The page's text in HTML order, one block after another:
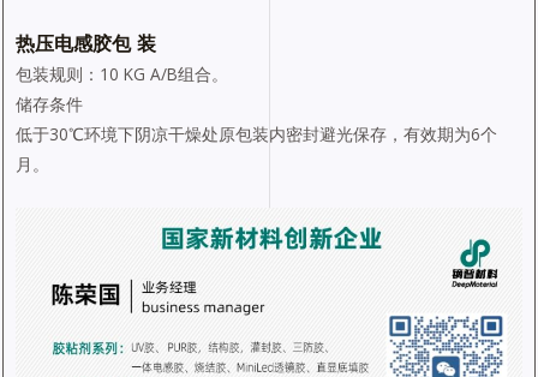
热压电感胶包 装
包装规则：10 KG A/B组合。
储存条件
低于30℃环境下阴凉干燥处原包装内密封避光保存，有效期为6个
月。